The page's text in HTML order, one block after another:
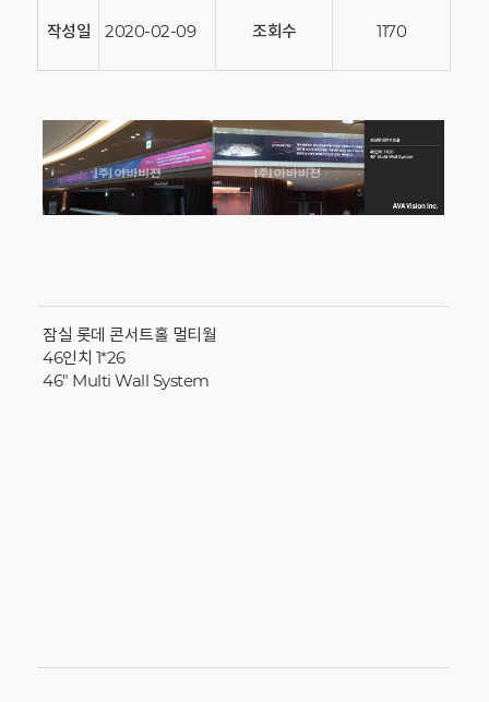
작성일 2020-02-09 조회수 1170
잠실 롯데 콘서트홀 멀티월
46인치 1*26
46" Multi Wall System